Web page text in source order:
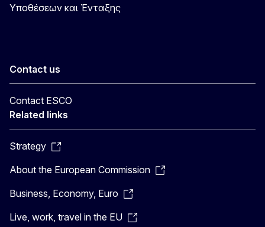
Υποθέσεων και Ένταξης
Contact us
Contact ESCO
Related links
Strategy
About the European Commission
Business, Economy, Euro
Live, work, travel in the EU